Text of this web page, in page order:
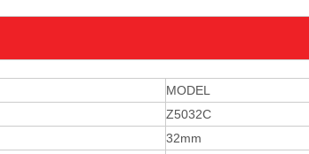
MODEL
Z5032C
32mm